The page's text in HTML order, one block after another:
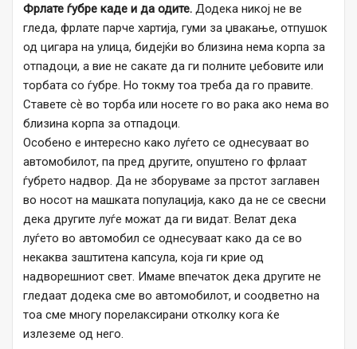
Фрлате ѓубре каде и да одите. Додека никој не ве
гледа, фрлате парче хартија, гуми за џвакање, отпушок
од цигара на улица, бидејќи во близина нема корпа за
отпадоци, а вие не сакате да ги полните џебовите или
торбата со ѓубре. Но токму тоа треба да го правите.
Ставете сѐ во торба или носете го во рака ако нема во
близина корпа за отпадоци.
Особено е интересно како луѓето се однесуваат во
автомобилот, па пред другите, опуштено го фрлаат
ѓубрето надвор. Да не зборуваме за прстот заглавен
во носот на машката популација, како да не се свесни
дека другите луѓе можат да ги видат. Велат дека
луѓето во автомобил се однесуваат како да се во
некаква заштитена капсула, која ги крие од
надворешниот свет. Имаме впечаток дека другите не
гледаат додека сме во автомобилот, и соодветно на
тоа сме многу порелаксирани отколку кога ќе
излеземе од него.